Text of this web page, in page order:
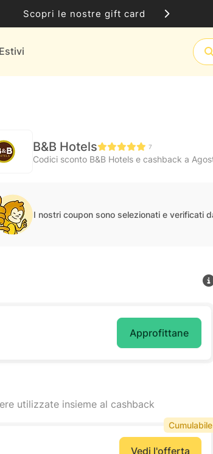
Scopri le nostre gift card
B&B Hotels 7
Codici sconto B&B Hotels e cashback a
I nostri coupon sono selezionati e verificati
Approfittane
utilizzate insieme al cashback
Vedi l'offerta
Cumulabile